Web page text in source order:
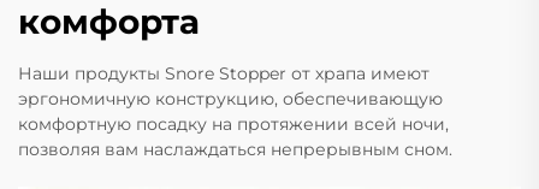
комфорта
Наши продукты Snore Stopper от храпа имеют
эргономичную конструкцию, обеспечивающую
комфортную посадку на протяжении всей ночи,
позволяя вам наслаждаться непрерывным сном.